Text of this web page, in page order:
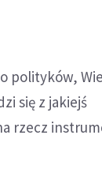
polityków,
się z jakiejś
rzecz